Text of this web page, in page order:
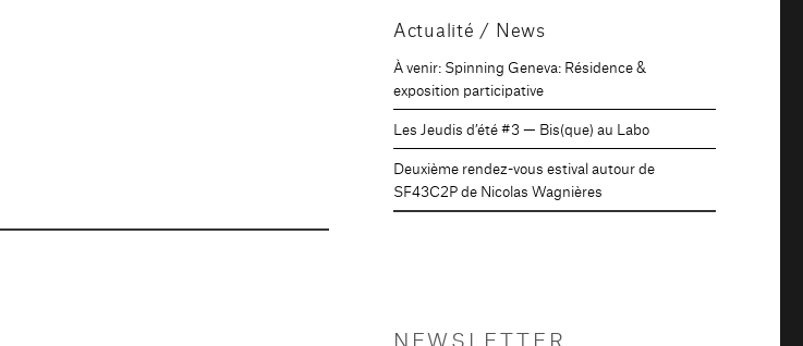
Actualité / News
À venir: Spinning Geneva: Résidence &
exposition participative
Les Jeudis d’été #3 — Bis(que) au Labo
Deuxième rendez-vous estival autour de
SF43C2P de Nicolas Wagnières
NEWSLETTER